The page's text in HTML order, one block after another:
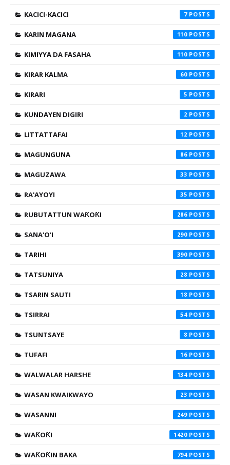
KACICI-KACICI 7
KARIN MAGANA 110
KIMIYYA DA FASAHA 110
KIRAR KALMA 60
KIRARI 5
KUNDAYEN DIGIRI 2
LITTATTAFAI 12
MAGUNGUNA 86
MAGUZAWA 33
RA'AYOYI 35
RUBUTATTUN WAƘOƘI 286
SANA'O'I 290
TARIHI 390
TATSUNIYA 28
TSARIN SAUTI 18
TSIRRAI 54
TSUNTSAYE 8
TUFAFI 16
WALWALAR HARSHE 134
WASAN KWAIKWAYO 23
WASANNI 249
WAƘOƘI 1420
WAƘOƘIN BAKA 794